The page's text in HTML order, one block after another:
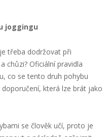
joggingu
třeba dodržovat při
chůzi? Oficiální pravidla
co se tento druh pohybu
která lze brát jako
se člověk učí, proto je